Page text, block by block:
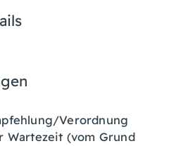
Verordnung
Wartezeit (vom Grund